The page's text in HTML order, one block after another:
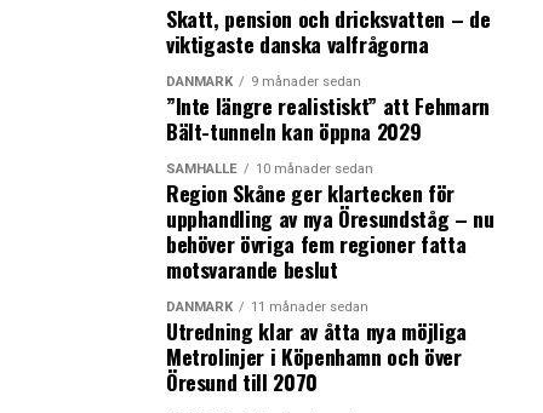
Skatt, pension och dricksvatten – de
viktigaste danska valfrågorna
DANMARK 9 månader sedan
”Inte längre realistiskt” att Fehmarn
Bält-tunneln kan öppna 2029
SAMHÄLLE 10 månader sedan
Region Skåne ger klartecken för
upphandling av nya Öresundståg – nu
behöver övriga fem regioner fatta
motsvarande beslut
DANMARK 11 månader sedan
Utredning klar av åtta nya möjliga
Metrolinjer i Köpenhamn och över
Öresund till 2070